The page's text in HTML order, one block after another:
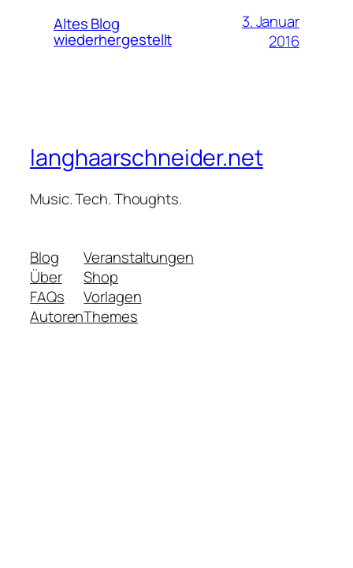
Altes Blog
wiederhergestellt
3. Januar
2016
langhaarschneider.net
Music. Tech. Thoughts.
Blog
Über
FAQs
Autoren
Veranstaltungen
Shop
Vorlagen
Themes